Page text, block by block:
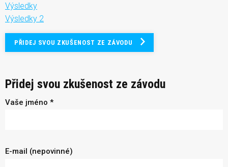
Výsledky
Výsledky 2
PŘIDEJ SVOU ZKUŠENOST ZE ZÁVODU
Přidej svou zkušenost ze závodu
Vaše jméno *
E-mail (nepovinné)